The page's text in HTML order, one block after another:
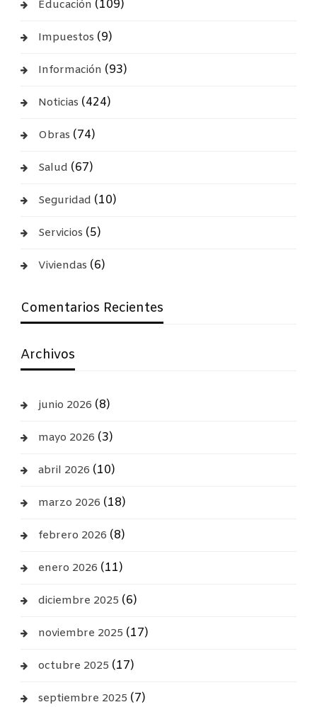
Educación (109)
Impuestos (9)
Información (93)
Noticias (424)
Obras (74)
Salud (67)
Seguridad (10)
Servicios (5)
Viviendas (6)
Comentarios Recientes
Archivos
junio 2026 (8)
mayo 2026 (3)
abril 2026 (10)
marzo 2026 (18)
febrero 2026 (8)
enero 2026 (11)
diciembre 2025 (6)
noviembre 2025 (17)
octubre 2025 (17)
septiembre 2025 (7)